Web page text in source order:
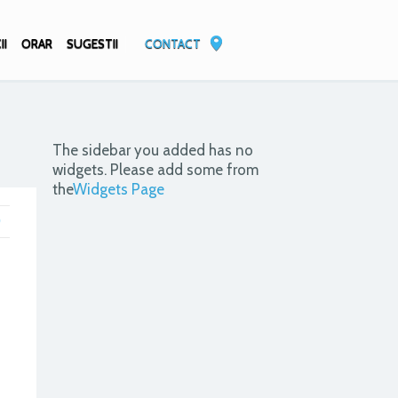
ORAR SUGESTII CONTACT
The sidebar you added has no
widgets. Please add some from
theWidgets Page